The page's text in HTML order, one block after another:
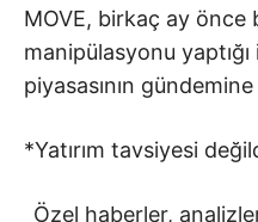
MOVE, birkaç ay önce
manipülasyonu
piyasasının
*Yatırım tavsiyesi
Özel haberler,